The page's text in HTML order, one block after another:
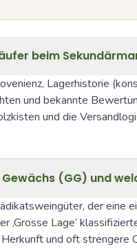
beim
Lagerhistorie
und bekannte
und die
(GG) und
der eine
‚Grosse Lage‘
und oft